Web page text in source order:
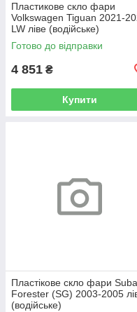
Пластикове скло фари
Volkswagen Tiguan 2021-
LW ліве (водійське)
Готово до відправки
4 851 ₴
Купити
Пластікове скло фари
Forester (SG) 2003-2005
(водійське)